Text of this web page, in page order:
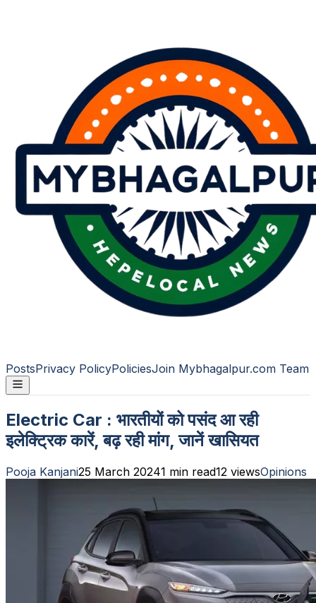
PostsPrivacy PolicyPoliciesJoin Mybhagalpur.com Team
Electric Car : भारतीयों को पसंद आ रही
इलेक्ट्रिक कारें, बढ़ रही मांग, जानें खासियत
Pooja Kanjani25 March 20241 min read12 viewsOpinions